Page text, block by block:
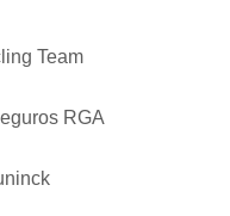
Team
RGA